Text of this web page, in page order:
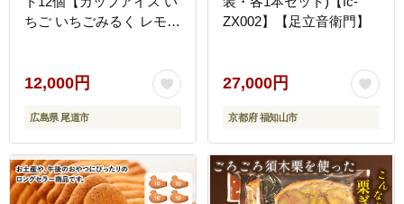
ちご いちごみるく レモン
ナナ イチジク 広島 尾
12,000円
広島県 尾道市
ZX002】【足立音衛門】
27,000円
京都府 福知山市